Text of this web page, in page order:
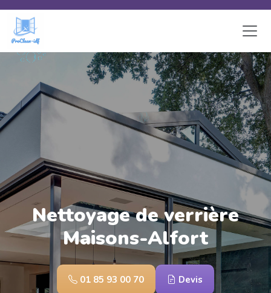
Skip to main content
Nettoyage de verrière
Maisons-Alfort
01 85 93 00 70 Devis